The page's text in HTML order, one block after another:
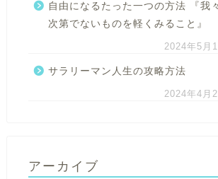
自由になるたった一つの方法 『我々
次第でないものを軽くみること』
2024年5月
サラリーマン人生の攻略方法
2024年4月
アーカイブ